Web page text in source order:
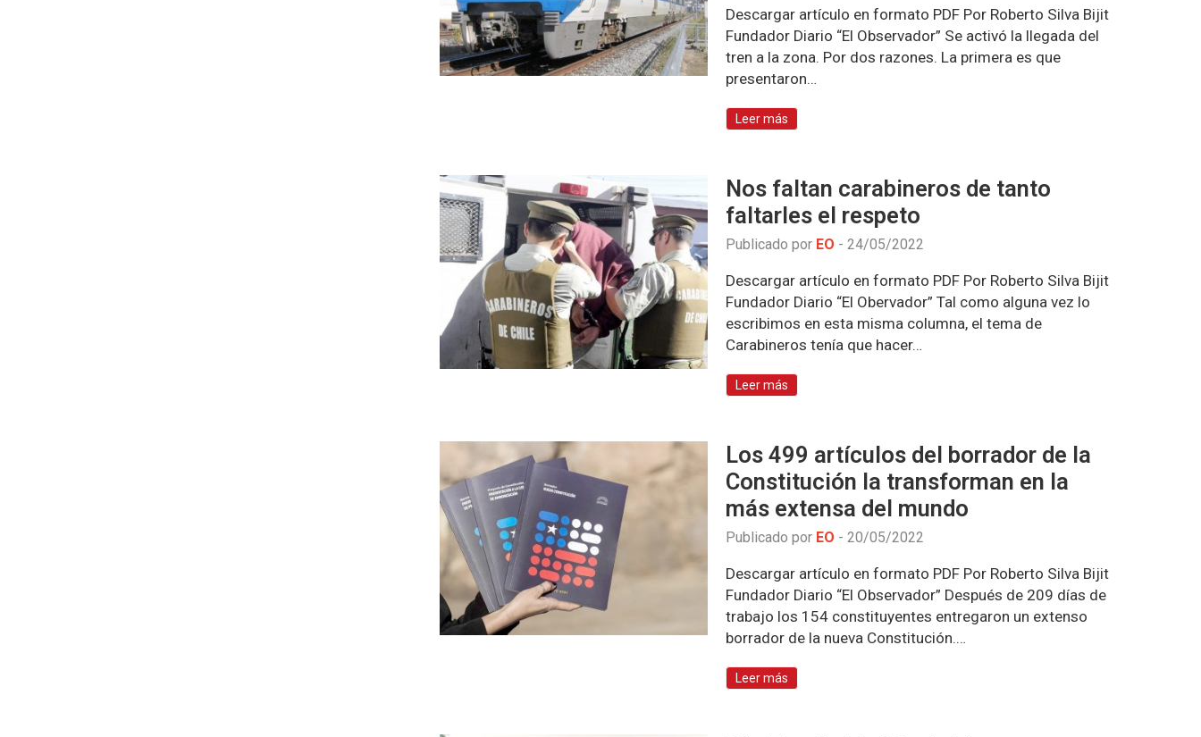
Descargar artículo en formato PDF Por Roberto Silva Bijit
Fundador Diario “El Observador” Se activó la llegada del
tren a la zona. Por dos razones. La primera es que
presentaron…
Leer más
Nos faltan carabineros de tanto
faltarles el respeto
Publicado por EO - 24/05/2022
Descargar artículo en formato PDF Por Roberto Silva Bijit
Fundador Diario “El Obervador” Tal como alguna vez lo
escribimos en esta misma columna, el tema de
Carabineros tenía que hacer…
Leer más
Los 499 artículos del borrador de la
Constitución la transforman en la
más extensa del mundo
Publicado por EO - 20/05/2022
Descargar artículo en formato PDF Por Roberto Silva Bijit
Fundador Diario “El Observador” Después de 209 días de
trabajo los 154 constituyentes entregaron un extenso
borrador de la nueva Constitución.…
Leer más